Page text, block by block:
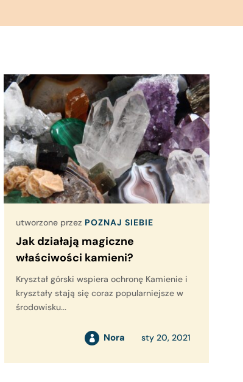
Jak działają magiczne
właściwości kamieni?
utworzone przez
Nora sty 20, 2021
POZNAJ SIEBIE
Kryształ górski wspiera ochronę Kamienie i
kryształy stają się coraz popularniejsze w
środowisku...